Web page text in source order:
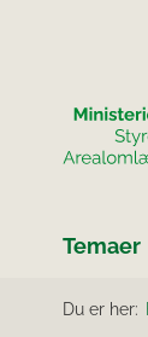
Temaer
Du er her: